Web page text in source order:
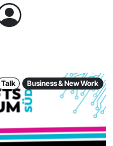
Talk Business & New Work